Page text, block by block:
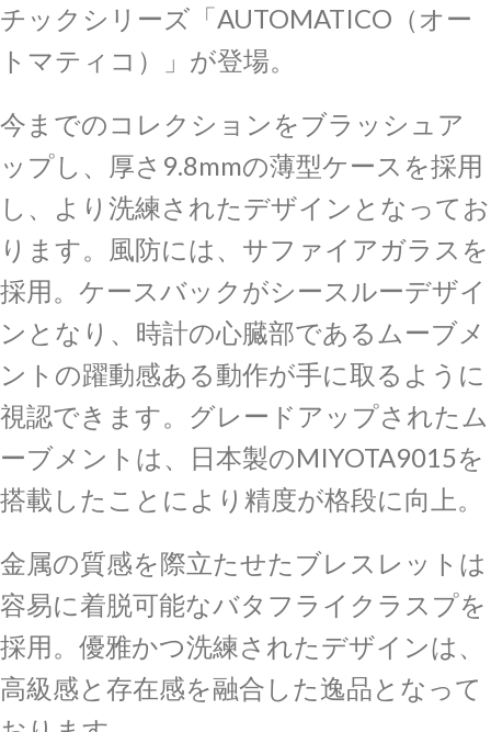
チックシリーズ「AUTOMATICO（オー
トマティコ）」が登場。
今までのコレクションをブラッシュア
ップし、厚さ9.8mmの薄型ケースを採用
し、より洗練されたデザインとなってお
ります。風防には、サファイアガラスを
採用。ケースバックがシースルーデザイ
ンとなり、時計の心臓部であるムーブメ
ントの躍動感ある動作が手に取るように
視認できます。グレードアップされたム
ーブメントは、日本製のMIYOTA9015を
搭載したことにより精度が格段に向上。
金属の質感を際立たせたブレスレットは
容易に着脱可能なバタフライクラスプを
採用。優雅かつ洗練されたデザインは、
高級感と存在感を融合した逸品となって